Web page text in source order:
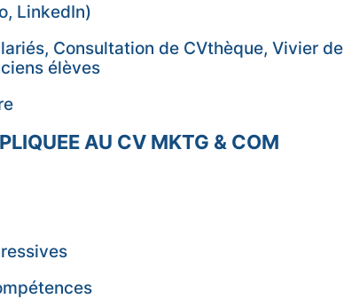
LinkedIn)
Consultation de CVthèque, Vivier de
élèves
AU CV MKTG & COM